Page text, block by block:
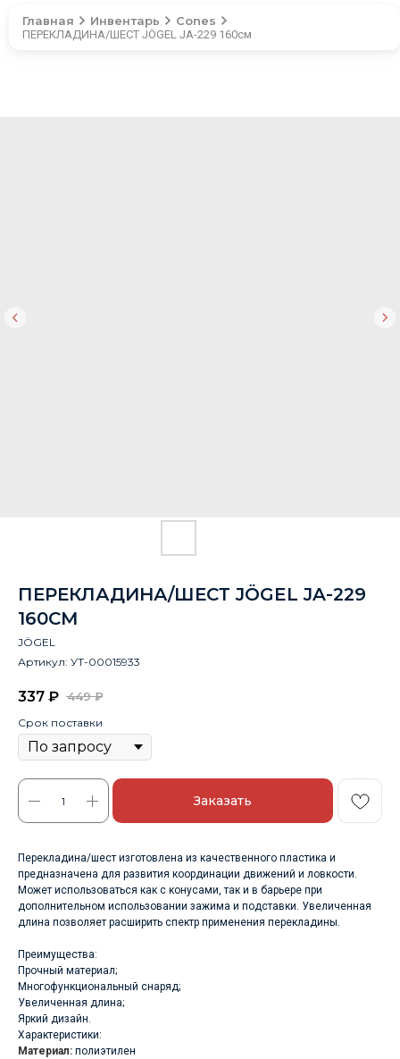
Главная Инвентарь Cones
ПЕРЕКЛАДИНА/ШЕСТ JÖGEL JA-229 160см
ПЕРЕКЛАДИНА/ШЕСТ JÖGEL JA-229
160СМ
JÖGEL
Артикул: УТ-00015933
337 ₽ 449 ₽
Срок поставки
Заказать
Перекладина/шест изготовлена из качественного пластика и
предназначена для развития координации движений и ловкости.
Может использоваться как с конусами, так и в барьере при
дополнительном использовании зажима и подставки. Увеличенная
длина позволяет расширить спектр применения перекладины.
Преимущества:
Прочный материал;
Многофункциональный снаряд;
Увеличенная длина;
Яркий дизайн.
Характеристики:
Материал: полиэтилен